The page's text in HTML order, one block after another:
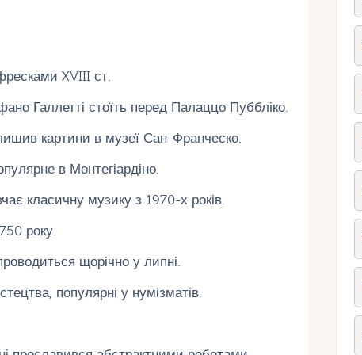
XVIII ст.
Галлетті стоїть перед Палаццо Пуббліко.
картини в музеї Сан-Франческо.
в Монтегіардіно.
класичну музику з 1970-х років.
року.
щорічно у липні.
популярні у нумізматів.